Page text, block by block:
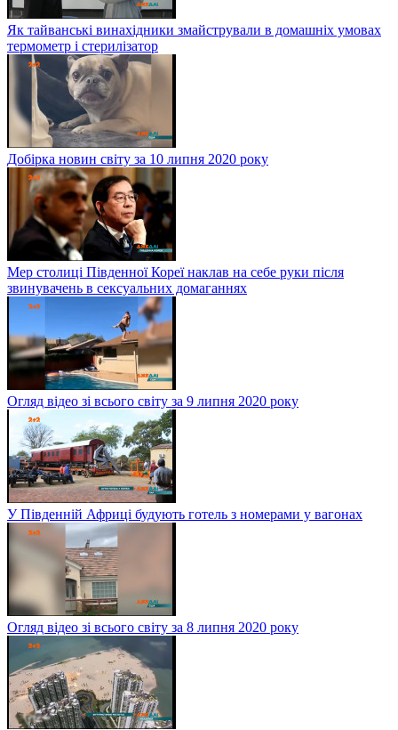
Як тайванські винахідники змайстрували в домашніх умовах
термометр і стерилізатор
Добірка новин світу за 10 липня 2020 року
Мер столиці Південної Кореї наклав на себе руки після
звинувачень в сексуальних домаганнях
Огляд відео зі всього світу за 9 липня 2020 року
У Південній Африці будують готель з номерами у вагонах
Огляд відео зі всього світу за 8 липня 2020 року